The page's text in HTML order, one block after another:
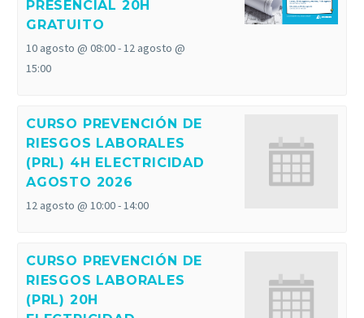
PRESENCIAL 20H
GRATUITO
10 agosto @ 08:00-12 agosto @
15:00
CURSO PREVENCIÓN DE
RIESGOS LABORALES
(PRL) 4H ELECTRICIDAD
AGOSTO 2026
12 agosto @ 10:00-14:00
CURSO PREVENCIÓN DE
RIESGOS LABORALES
(PRL) 20H